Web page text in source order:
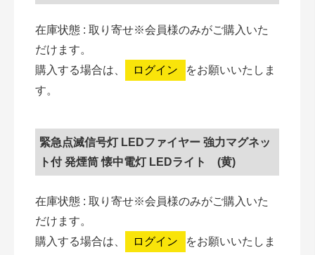
在庫状態 : 取り寄せ※会員様のみがご購入いた
だけます。
購入する場合は、
ログイン
をお願いいたしま
す。
緊急点滅信号灯 LEDファイヤー 強力マグネッ
ト付 発煙筒 懐中電灯 LEDライト (黄)
在庫状態 : 取り寄せ※会員様のみがご購入いた
だけます。
購入する場合は、
ログイン
をお願いいたしま